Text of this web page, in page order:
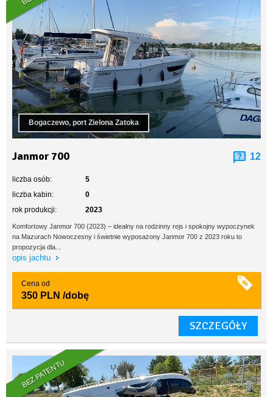
Bogaczewo, port Zielona Zatoka
Janmor 700 12
liczba osób:
5
liczba kabin:
0
rok produkcji:
2023
Komfortowy Janmor 700 (2023) – idealny na rodzinny rejs i spokojny wypoczynek
na Mazurach Nowoczesny i świetnie wyposażony Janmor 700 z 2023 roku to
propozycja dla...
opis jachtu
Cena od
350 PLN /dobę
SZCZEGÓŁY
BEZ PATENTU